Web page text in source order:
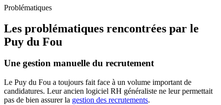
Problématiques
Les problématiques rencontrées par le
Puy du Fou
Une gestion manuelle du recrutement
Le Puy du Fou a toujours fait face à un volume important de
candidatures. Leur ancien logiciel RH généraliste ne leur permettait
pas de bien assurer la gestion des recrutements.